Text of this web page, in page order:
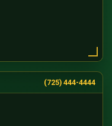
(725) 444-4444